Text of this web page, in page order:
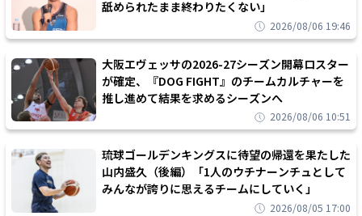
舐められたまま終わりたくない」
2026/08/06 19:46
大阪エヴェッサの2026-27シーズン開幕ロスター
が確定、『DOG FIGHT』のチームカルチャーを
推し進めて結果を求めるシーズンへ
2026/08/06 10:51
琉球ゴールデンキングスに待望の帰還を果たした
山内盛久（後編）「1人のウチナーンチュとして
みんなが誇りに思えるチームにしていく」
2026/08/05 17:00